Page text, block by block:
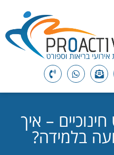
– איך
בלמידה?